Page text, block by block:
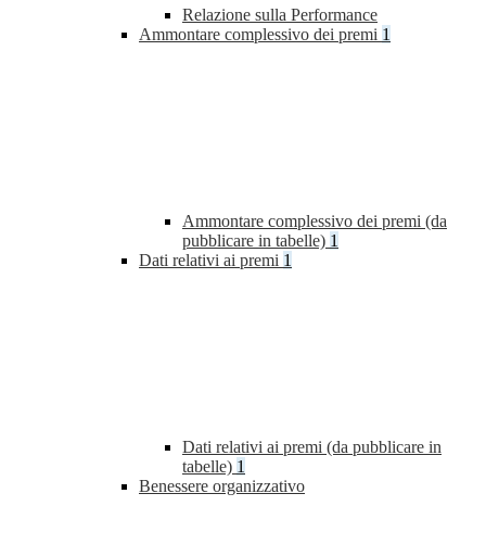
Relazione sulla Performance
Ammontare complessivo dei premi 1
Ammontare complessivo dei premi (da
pubblicare in tabelle) 1
Dati relativi ai premi 1
Dati relativi ai premi (da pubblicare in
tabelle) 1
Benessere organizzativo